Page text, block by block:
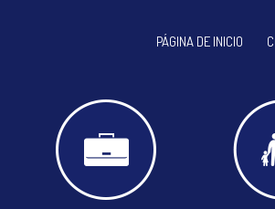
PÁGINA DE INICIO